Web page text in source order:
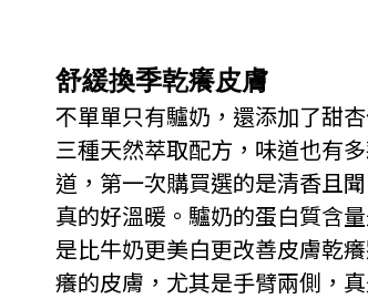
舒緩換季乾癢皮膚
不單單只有驢奶，還添加了甜
三種天然萃取配方，味道也有
道，第一次購買選的是清香且
真的好溫暖。驢奶的蛋白質含
是比牛奶更美白更改善皮膚乾
癢的皮膚，尤其是手臂兩側，